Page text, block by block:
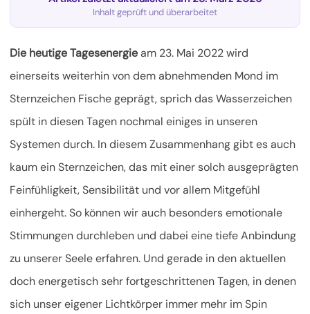
Inhalt geprüft und überarbeitet
Die heutige Tagesenergieam 23. Mai 2022 wird
einerseits weiterhin von dem abnehmenden Mond im
Sternzeichen Fische geprägt, sprich das Wasserzeichen
spült in diesen Tagen nochmal einiges in unseren
Systemen durch. In diesem Zusammenhang gibt es auch
kaum ein Sternzeichen, das mit einer solch ausgeprägten
Feinfühligkeit, Sensibilität und vor allem Mitgefühl
einhergeht. So können wir auch besondersemotionale
Stimmungen durchleben und dabei eine tiefe Anbindung
zu unserer Seele erfahren. Und gerade in den aktuellen
doch energetisch sehr fortgeschrittenen Tagen, in denen
sich unser eigener Lichtkörper immer mehr im Spin